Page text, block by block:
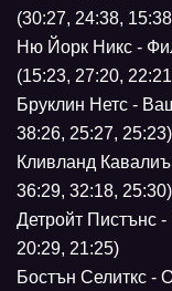
(30:27, 24:38,
Ню Йорк Никс -
(15:23, 27:20,
Бруклин Нетс -
38:26, 25:27, 25:23)
Кливланд
36:29, 32:18, 25:30)
Детройт Пистънс
20:29, 21:25)
Бостън Селиткс -